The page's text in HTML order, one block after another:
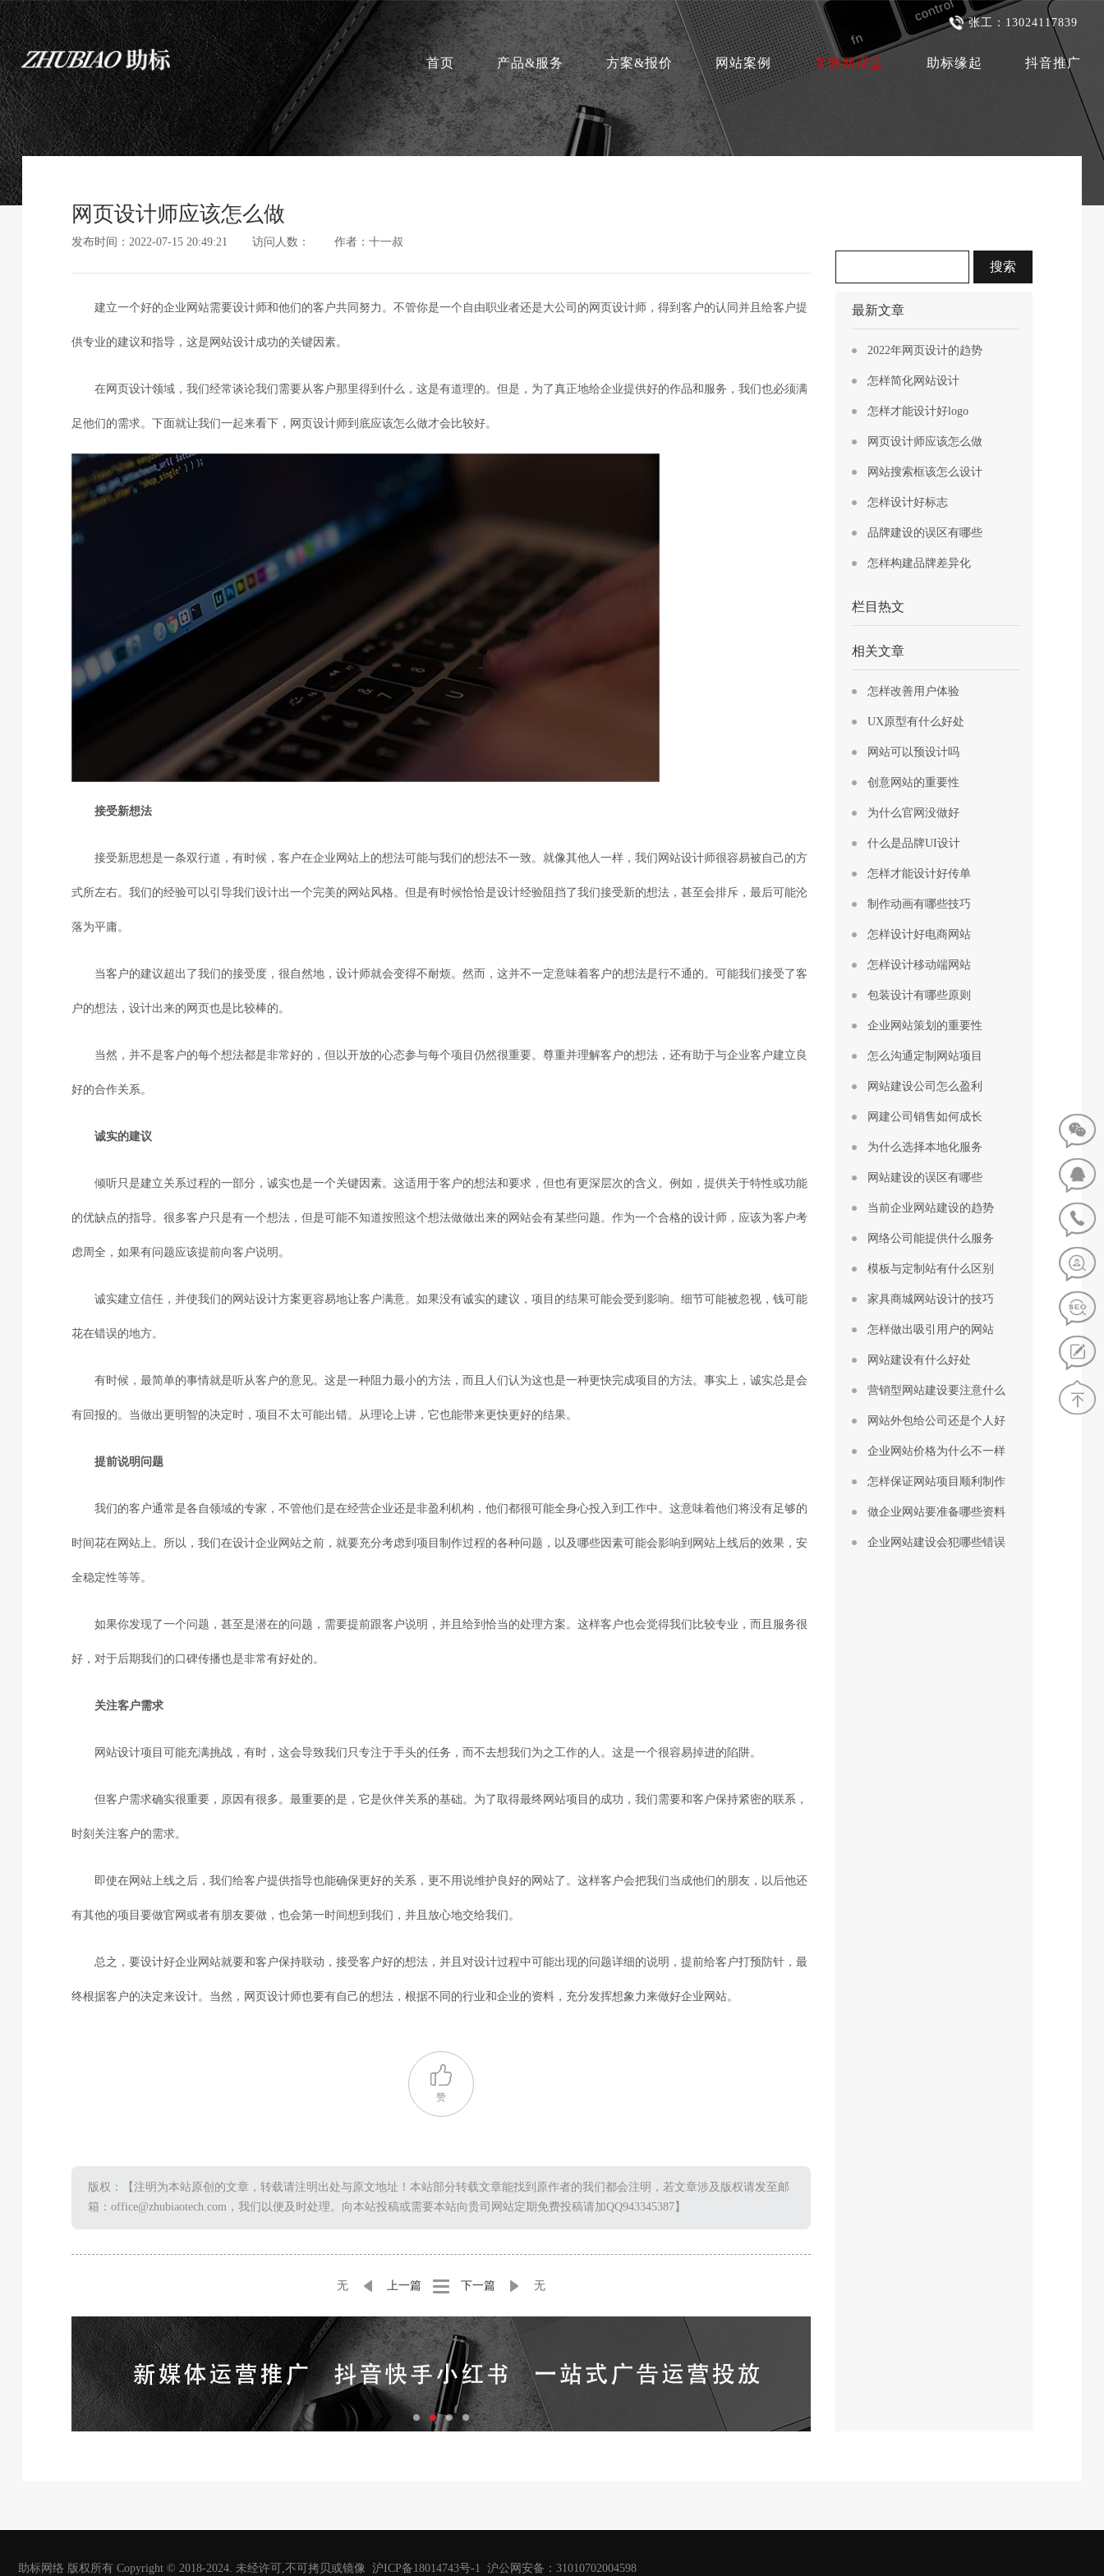
张工：13024117839
首页 产品&服务 方案&报价 网站案例 互联网课堂 助标缘起 抖音推广
网页设计师应该怎么做
发布时间：2022-07-15 20:49:21 访问人数： 作者：十一叔
建立一个好的企业网站需要设计师和他们的客户共同努力。不管你是一个自由职业者还是大公司的网页设计师，得到客户的认同并且给客户提
供专业的建议和指导，这是网站设计成功的关键因素。
在网页设计领域，我们经常谈论我们需要从客户那里得到什么，这是有道理的。但是，为了真正地给企业提供好的作品和服务，我们也必须满
足他们的需求。下面就让我们一起来看下，网页设计师到底应该怎么做才会比较好。
接受新想法
接受新思想是一条双行道，有时候，客户在企业网站上的想法可能与我们的想法不一致。就像其他人一样，我们网站设计师很容易被自己的方
式所左右。我们的经验可以引导我们设计出一个完美的网站风格。但是有时候恰恰是设计经验阻挡了我们接受新的想法，甚至会排斥，最后可能沦
落为平庸。
当客户的建议超出了我们的接受度，很自然地，设计师就会变得不耐烦。然而，这并不一定意味着客户的想法是行不通的。可能我们接受了客
户的想法，设计出来的网页也是比较棒的。
当然，并不是客户的每个想法都是非常好的，但以开放的心态参与每个项目仍然很重要。尊重并理解客户的想法，还有助于与企业客户建立良
好的合作关系。
诚实的建议
倾听只是建立关系过程的一部分，诚实也是一个关键因素。这适用于客户的想法和要求，但也有更深层次的含义。例如，提供关于特性或功能
的优缺点的指导。很多客户只是有一个想法，但是可能不知道按照这个想法做做出来的网站会有某些问题。作为一个合格的设计师，应该为客户考
虑周全，如果有问题应该提前向客户说明。
诚实建立信任，并使我们的网站设计方案更容易地让客户满意。如果没有诚实的建议，项目的结果可能会受到影响。细节可能被忽视，钱可能
花在错误的地方。
有时候，最简单的事情就是听从客户的意见。这是一种阻力最小的方法，而且人们认为这也是一种更快完成项目的方法。事实上，诚实总是会
有回报的。当做出更明智的决定时，项目不太可能出错。从理论上讲，它也能带来更快更好的结果。
提前说明问题
我们的客户通常是各自领域的专家，不管他们是在经营企业还是非盈利机构，他们都很可能全身心投入到工作中。这意味着他们将没有足够的
时间花在网站上。所以，我们在设计企业网站之前，就要充分考虑到项目制作过程的各种问题，以及哪些因素可能会影响到网站上线后的效果，安
全稳定性等等。
如果你发现了一个问题，甚至是潜在的问题，需要提前跟客户说明，并且给到恰当的处理方案。这样客户也会觉得我们比较专业，而且服务很
好，对于后期我们的口碑传播也是非常有好处的。
关注客户需求
网站设计项目可能充满挑战，有时，这会导致我们只专注于手头的任务，而不去想我们为之工作的人。这是一个很容易掉进的陷阱。
但客户需求确实很重要，原因有很多。最重要的是，它是伙伴关系的基础。为了取得最终网站项目的成功，我们需要和客户保持紧密的联系，
时刻关注客户的需求。
即使在网站上线之后，我们给客户提供指导也能确保更好的关系，更不用说维护良好的网站了。这样客户会把我们当成他们的朋友，以后他还
有其他的项目要做官网或者有朋友要做，也会第一时间想到我们，并且放心地交给我们。
总之，要设计好企业网站就要和客户保持联动，接受客户好的想法，并且对设计过程中可能出现的问题详细的说明，提前给客户打预防针，最
终根据客户的决定来设计。当然，网页设计师也要有自己的想法，根据不同的行业和企业的资料，充分发挥想象力来做好企业网站。
赞
版权：【注明为本站原创的文章，转载请注明出处与原文地址！本站部分转载文章能找到原作者的我们都会注明，若文章涉及版权请发至邮
箱：office@zhubiaotech.com，我们以便及时处理。向本站投稿或需要本站向贵司网站定期免费投稿请加QQ943345387】
上一篇
无 下一篇 无
最新文章
2022年网页设计的趋势
怎样简化网站设计
怎样才能设计好logo
网页设计师应该怎么做
网站搜索框该怎么设计
怎样设计好标志
品牌建设的误区有哪些
怎样构建品牌差异化
栏目热文
相关文章
怎样改善用户体验
UX原型有什么好处
网站可以预设计吗
创意网站的重要性
为什么官网没做好
什么是品牌UI设计
怎样才能设计好传单
制作动画有哪些技巧
怎样设计好电商网站
怎样设计移动端网站
包装设计有哪些原则
企业网站策划的重要性
怎么沟通定制网站项目
网站建设公司怎么盈利
网建公司销售如何成长
为什么选择本地化服务
网站建设的误区有哪些
当前企业网站建设的趋势
网络公司能提供什么服务
模板与定制站有什么区别
家具商城网站设计的技巧
怎样做出吸引用户的网站
网站建设有什么好处
营销型网站建设要注意什么
网站外包给公司还是个人好
企业网站价格为什么不一样
怎样保证网站项目顺利制作
做企业网站要准备哪些资料
企业网站建设会犯哪些错误
助标网络 版权所有 Copyright © 2018-2024. 未经许可,不可拷贝或镜像 沪ICP备18014743号-1 沪公网安备：31010702004598